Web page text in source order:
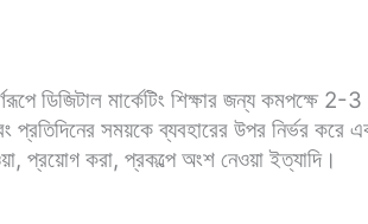
ডিজিটাল মার্কেটিং শিক্ষার জন্য কমপক্ষে
সময়কে ব্যবহারের উপর নির্ভর করে
প্রয়োগ করা, প্রকল্পে অংশ নেওয়া ইত্যাদি।